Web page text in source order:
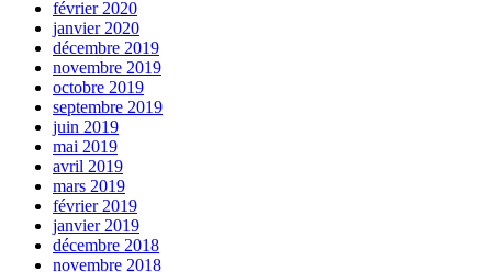
février 2020
janvier 2020
décembre 2019
novembre 2019
octobre 2019
septembre 2019
juin 2019
mai 2019
avril 2019
mars 2019
février 2019
janvier 2019
décembre 2018
novembre 2018